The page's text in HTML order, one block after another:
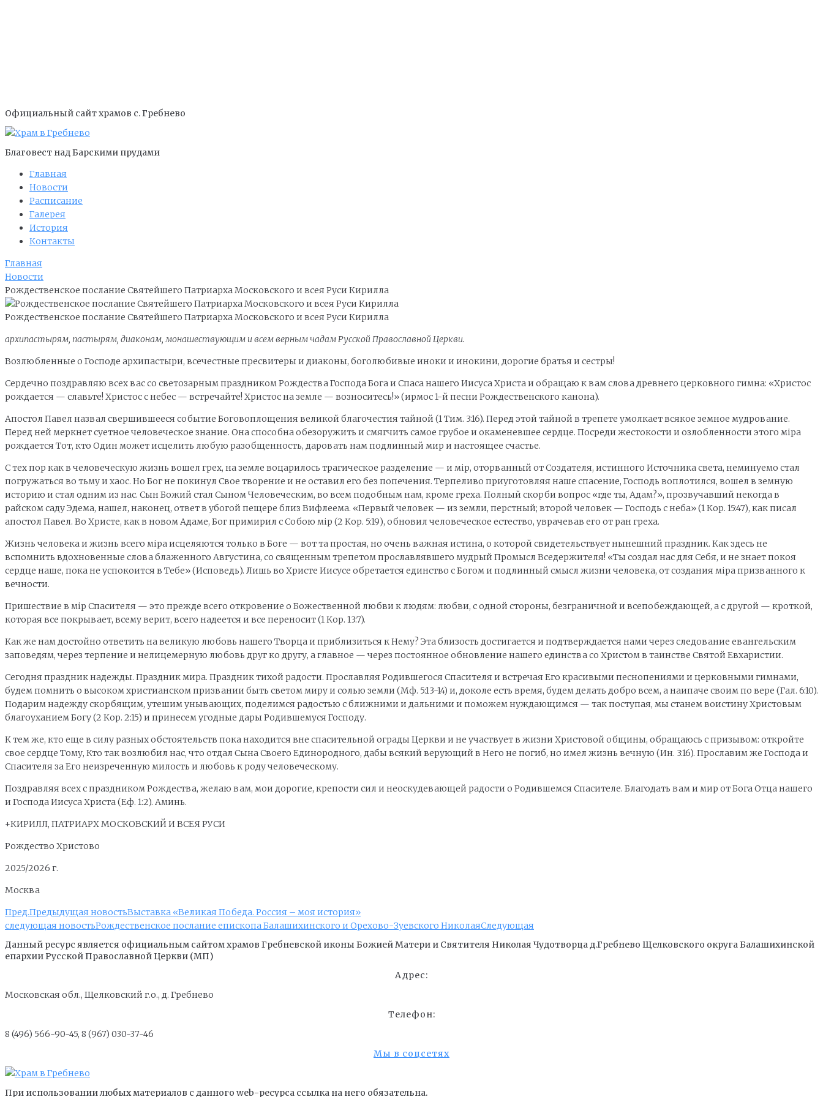
Официальный сайт храмов с. Гребнево
Благовест над Барскими прудами
Главная
Новости
Расписание
Галерея
История
Контакты
Главная
Новости
Рождественское послание Святейшего Патриарха Московского и всея Руси Кирилла
Рождественское послание Святейшего Патриарха Московского и всея Руси Кирилла
архипастырям, пастырям, диаконам, монашествующим и всем верным чадам Русской Православной Церкви.
Возлюбленные о Господе архипастыри, всечестные пресвитеры и диаконы, боголюбивые иноки и инокини, дорогие братья и сестры!
Сердечно поздравляю всех вас со светозарным праздником Рождества Господа Бога и Спаса нашего Иисуса Христа и обращаю к вам слова древнего церковного гимна: «Христос
рождается — славьте! Христос с небес — встречайте! Христос на земле — возноситесь!» (ирмос 1-й песни Рождественского канона).
Апостол Павел назвал свершившееся событие Боговоплощения великой благочестия тайной (1 Тим. 3:16). Перед этой тайной в трепете умолкает всякое земное мудрование.
Перед ней меркнет суетное человеческое знание. Она способна обезоружить и смягчить самое грубое и окаменевшее сердце. Посреди жестокости и озлобленности этого мipa
рождается Тот, кто Один может исцелить любую разобщенность, даровать нам подлинный мир и настоящее счастье.
С тех пор как в человеческую жизнь вошел грех, на земле воцарилось трагическое разделение — и мip, оторванный от Создателя, истинного Источника света, неминуемо стал
погружаться во тьму и хаос. Но Бог не покинул Свое творение и не оставил его без попечения. Терпеливо приуготовляя наше спасение, Господь воплотился, вошел в земную
историю и стал одним из нас. Сын Божий стал Сыном Человеческим, во всем подобным нам, кроме греха. Полный скорби вопрос «где ты, Адам?», прозвучавший некогда в
райском саду Эдема, нашел, наконец, ответ в убогой пещере близ Вифлеема. «Первый человек — из земли, перстный; второй человек — Господь с неба» (1 Кор. 15:47), как писал
апостол Павел. Во Христе, как в новом Адаме, Бог примирил с Собою мip (2 Кор. 5:19), обновил человеческое естество, уврачевав его от ран греха.
Жизнь человека и жизнь всего мipa исцеляются только в Боге — вот та простая, но очень важная истина, о которой свидетельствует нынешний праздник. Как здесь не
вспомнить вдохновенные слова блаженного Августина, со священным трепетом прославлявшего мудрый Промысл Вседержителя! «Ты создал нас для Себя, и не знает покоя
сердце наше, пока не успокоится в Тебе» (Исповедь). Лишь во Христе Иисусе обретается единство с Богом и подлинный смысл жизни человека, от создания мipa призванного к
вечности.
Пришествие в мip Спасителя — это прежде всего откровение о Божественной любви к людям: любви, с одной стороны, безграничной и всепобеждающей, а с другой — кроткой,
которая все покрывает, всему верит, всего надеется и все переносит (1 Кор. 13:7).
Как же нам достойно ответить на великую любовь нашего Творца и приблизиться к Нему? Эта близость достигается и подтверждается нами через следование евангельским
заповедям, через терпение и нелицемерную любовь друг ко другу, а главное — через постоянное обновление нашего единства со Христом в таинстве Святой Евхаристии.
Сегодня праздник надежды. Праздник мира. Праздник тихой радости. Прославляя Родившегося Спасителя и встречая Его красивыми песнопениями и церковными гимнами,
будем помнить о высоком христианском призвании быть светом миру и солью земли (Мф. 5:13-14) и, доколе есть время, будем делать добро всем, а наипаче своим по вере (Гал. 6:10).
Подарим надежду скорбящим, утешим унывающих, поделимся радостью с ближними и дальними и поможем нуждающимся — так поступая, мы станем воистину Христовым
благоуханием Богу (2 Кор. 2:15) и принесем угодные дары Родившемуся Господу.
К тем же, кто еще в силу разных обстоятельств пока находится вне спасительной ограды Церкви и не участвует в жизни Христовой общины, обращаюсь с призывом: откройте
свое сердце Тому, Кто так возлюбил нас, что отдал Сына Своего Единородного, дабы всякий верующий в Него не погиб, но имел жизнь вечную (Ин. 3:16). Прославим же Господа и
Спасителя за Его неизреченную милость и любовь к роду человеческому.
Поздравляя всех с праздником Рождества, желаю вам, мои дорогие, крепости сил и неоскудевающей радости о Родившемся Спасителе. Благодать вам и мир от Бога Отца нашего
и Господа Иисуса Христа (Еф. 1:2). Аминь.
+КИРИЛЛ, ПАТРИАРХ МОСКОВСКИЙ И ВСЕЯ РУСИ
Рождество Христово
2025/2026 г.
Москва
Пред.Предыдущая новостьВыставка «Великая Победа. Россия – моя история»
следующая новостьРождественское послание епископа Балашихинского и Орехово-Зуевского НиколаяСледующая
Данный ресурс является официальным сайтом храмов Гребневской иконы Божией Матери и Cвятителя Николая Чудотворца д.Гребнево Щелковского округа Балашихинской
епархии Русской Православной Церкви (МП)
Адрес:
Московская обл., Щелковский г.о., д. Гребнево
Телефон:
8 (496) 566-90-45, 8 (967) 030-37-46
Мы в соцсетях
При использовании любых материалов с данного web-ресурса ссылка на него обязательна.